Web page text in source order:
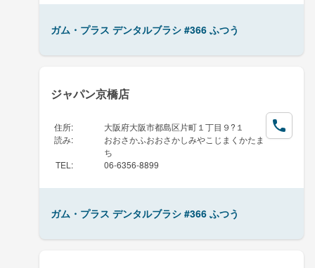
ガム・プラス デンタルブラシ #366 ふつう
ジャパン京橋店
住所:
大阪府大阪市都島区片町１丁目９?１
読み:
おおさかふおおさかしみやこじまくかたま
ち
TEL : 06-6356-8899
ガム・プラス デンタルブラシ #366 ふつう